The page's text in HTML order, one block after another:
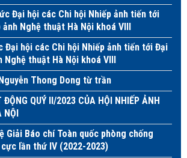
Đại hội các Chi hội Nhiếp ảnh tiến tới
Nghệ thuật Hà Nội khoá VIII
Đại hội các Chi hội Nhiếp ảnh tiến tới Đại
Nghệ thuật Hà Nội khoá VIII
Thong Dong từ trần
ĐỘNG QUÝ II/2023 CỦA HỘI NHIẾP ẢNH
NỘI
Giải Báo chí Toàn quốc phòng chống
lần thứ IV (2022-2023)